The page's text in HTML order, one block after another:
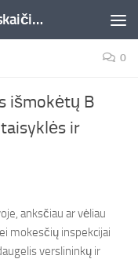
Mokesčiai, mokesčių patarimai, skaičiuoklės, straipsniai -Liepaja.lt
0
išmokėtų B
ir
anksčiau ar vėliau
mokesčių inspekcijai
verslininkų ir